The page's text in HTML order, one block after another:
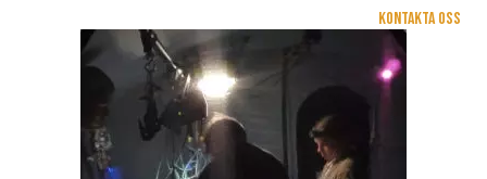
Kontakta oss